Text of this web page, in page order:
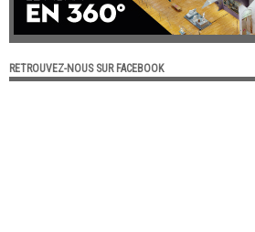
RETROUVEZ-NOUS SUR FACEBOOK